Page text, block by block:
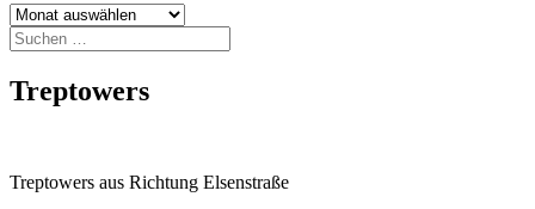
Archiv
Suchen
nach:
Treptowers
Treptowers aus Richtung Elsenstraße